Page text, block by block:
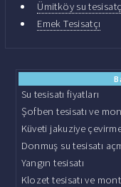
Ümitköy su
Emek Tesisatçı
Su tesisatı fiyatları
Şofben tesisatı ve
Küveti jakuziye
Donmuş su tesisatı
Yangın tesisatı
Klozet tesisatı ve